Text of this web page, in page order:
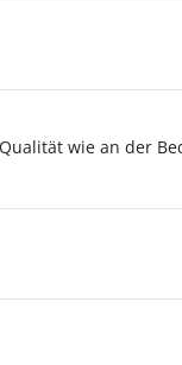
wie an der